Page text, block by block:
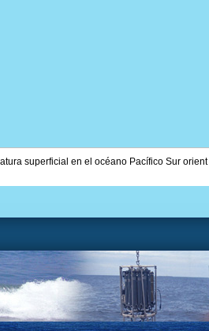
superficial en el océano Pacífico Sur orient